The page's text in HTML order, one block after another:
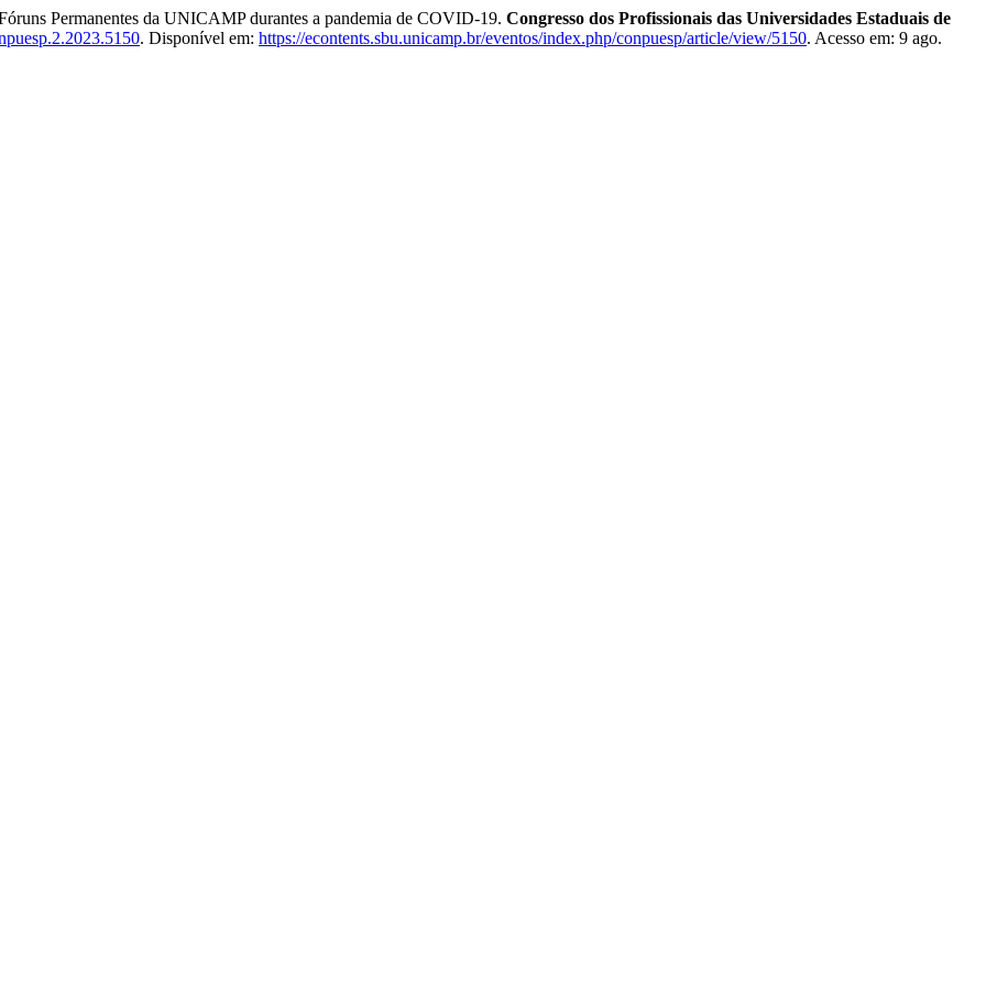
Permanentes da UNICAMP durantes a pandemia de COVID-19. Congresso dos Profissionais das Universidades Estaduais de
. Disponível em: https://econtents.sbu.unicamp.br/eventos/index.php/conpuesp/article/view/5150. Acesso em: 9 ago.